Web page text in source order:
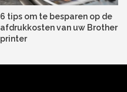
6 tips om te besparen op de
afdrukkosten van uw Brother
printer